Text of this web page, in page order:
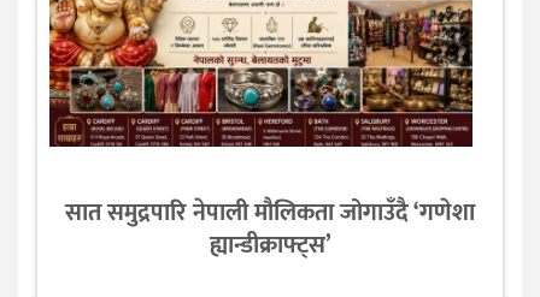
सात समुद्रपारि नेपाली मौलिकता जोगाउँदै ‘गणेशा
ह्यान्डीक्राफ्ट्स’